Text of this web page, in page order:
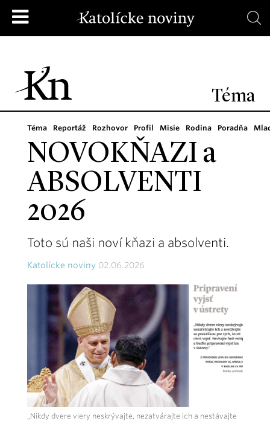
Téma
Téma Reportáž Rozhovor Profil Misie Rodina Poradňa
NOVOKŇAZI a
ABSOLVENTI
2026
Toto sú naši noví kňazi a absolventi.
Katolícke noviny 02.06.2026
„Nikdy dvere viery neskrývajte, nezatvárajte ich a nestávajte